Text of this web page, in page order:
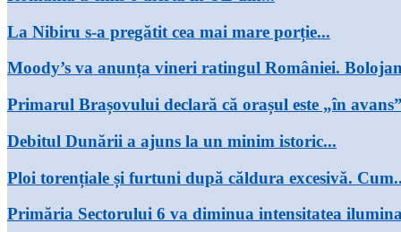
La Nibiru s-a pregătit cea mai mare porție...
Moody’s va anunța vineri ratingul României.
Primarul Brașovului declară că orașul este „în
Debitul Dunării a ajuns la un minim istoric...
Ploi torențiale și furtuni după căldura excesivă.
Primăria Sectorului 6 va diminua intensitatea